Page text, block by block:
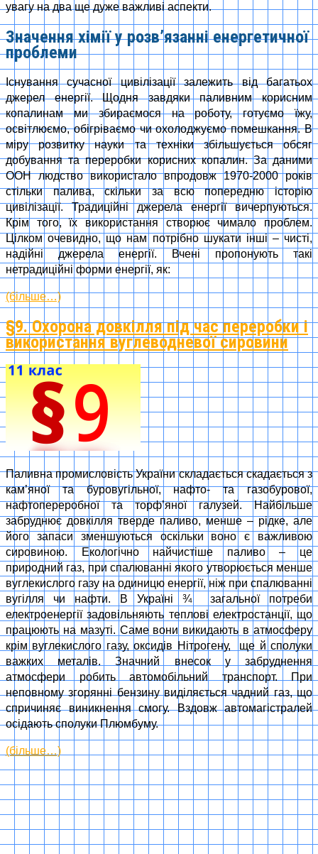
увагу на два ще дуже важливі аспекти.
Значення хімії у розв’язанні енергетичної
проблеми
Існування сучасної цивілізації залежить від багатьох
джерел енергії. Щодня завдяки паливним корисним
копалинам ми збираємося на роботу, готуємо їжу,
освітлюємо, обігріваємо чи охолоджуємо помешкання. В
міру розвитку науки та техніки збільшується обсяг
добування та переробки корисних копалин. За даними
ООН людство використало впродовж 1970-2000 років
стільки палива, скільки за всю попередню історію
цивілізації. Традиційні джерела енергії вичерпуються.
Крім того, їх використання створює чимало проблем.
Цілком очевидно, що нам потрібно шукати інші – чисті,
надійні джерела енергії. Вчені пропонують такі
нетрадиційні форми енергії, як:
(більше…)
§9. Охорона довкілля під час переробки і
використання вуглеводневої сировини
Паливна промисловість України складається скадається з
кам’яної та буровугільної, нафто- та газобурової,
нафтопереробної та торф’яної галузей. Найбільше
забруднює довкілля тверде паливо, менше – рідке, але
його запаси зменшуються оскільки воно є важливою
сировиною. Екологічно найчистіше паливо – це
природний газ, при спалюванні якого утворюється менше
вуглекислого газу на одиницю енергії, ніж при спалюванні
вугілля чи нафти. В Україні ¾ загальної потреби
електроенергії задовільняють теплові електростанції, що
працюють на мазуті. Саме вони викидають в атмосферу
крім вуглекислого газу, оксидів Нітрогену, ще й сполуки
важких металів. Значний внесок у забруднення
атмосфери робить автомобільний транспорт. При
неповному згорянні бензину виділяється чадний газ, що
спричиняє виникнення смогу. Вздовж автомагістралей
осідають сполуки Плюмбуму.
(більше…)